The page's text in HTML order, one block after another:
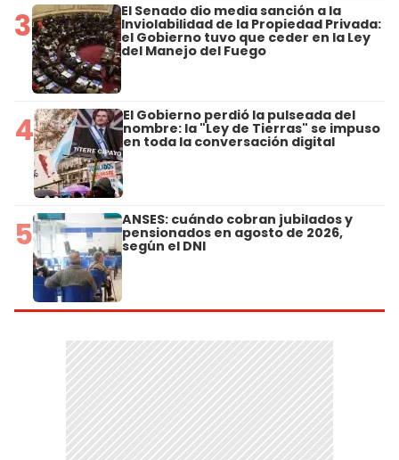
3 El Senado dio media sanción a la
Inviolabilidad de la Propiedad Privada:
el Gobierno tuvo que ceder en la Ley
del Manejo del Fuego
4 El Gobierno perdió la pulseada del
nombre: la "Ley de Tierras" se impuso
en toda la conversación digital
5 ANSES: cuándo cobran jubilados y
pensionados en agosto de 2026,
según el DNI